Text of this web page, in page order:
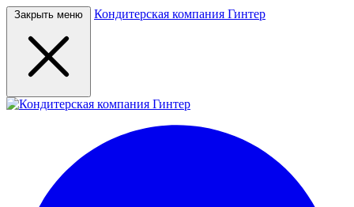
Закрыть меню Кондитерская компания Гинтер